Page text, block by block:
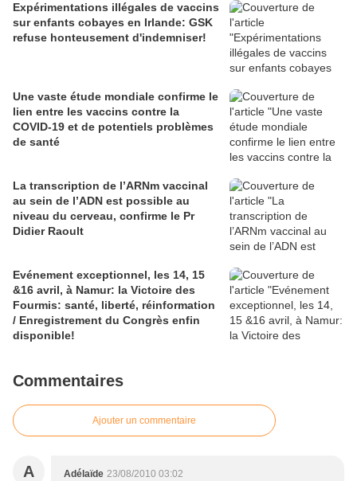
Expérimentations illégales de vaccins
sur enfants cobayes en Irlande: GSK
refuse honteusement d'indemniser!
Une vaste étude mondiale confirme le
lien entre les vaccins contre la
COVID-19 et de potentiels problèmes
de santé
La transcription de l’ARNm vaccinal
au sein de l’ADN est possible au
niveau du cerveau, confirme le Pr
Didier Raoult
Evénement exceptionnel, les 14, 15
&16 avril, à Namur: la Victoire des
Fourmis: santé, liberté, réinformation
/ Enregistrement du Congrès enfin
disponible!
Commentaires
Ajouter un commentaire
A Adélaïde 23/08/2010 03:02